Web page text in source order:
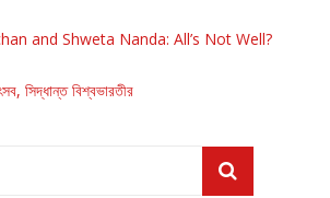
and Shweta Nanda: All’s Not Well?
সিদ্ধান্ত বিশ্বভারতীর